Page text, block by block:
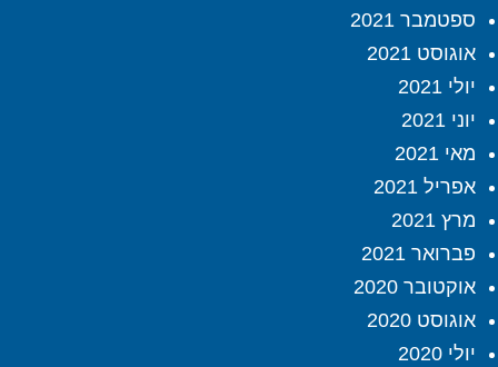
ספטמבר 2021
אוגוסט 2021
יולי 2021
יוני 2021
מאי 2021
אפריל 2021
מרץ 2021
פברואר 2021
אוקטובר 2020
אוגוסט 2020
יולי 2020